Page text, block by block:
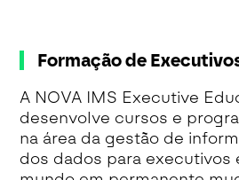
Formação de
A NOVA IMS Executive
desenvolve cursos e
na área da gestão de
dos dados para executivos